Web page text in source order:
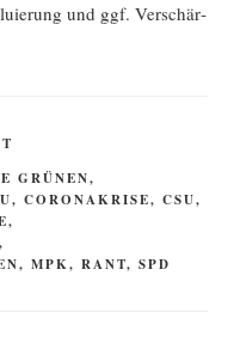
und ggf. Ver­schär­
GRÜNEN,
, CORONAKRISE, CSU,
,
,
, MPK, RANT, SPD